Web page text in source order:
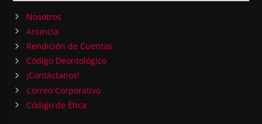
Nosotros
Anuncia
Rendición de Cuentas
Código Deontológico
¡Contáctanos!
Correo Corporativo
Código de Ética